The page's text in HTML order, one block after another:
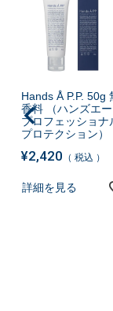
Hands Å P.P. 50g
香料 （ハンズエー
プロフェッショナ
プロテクション）
¥2,420 税込
詳細を見る